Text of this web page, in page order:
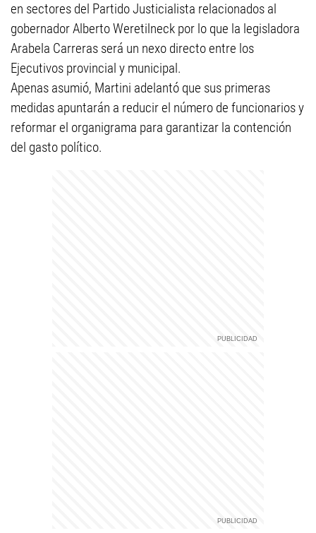
en sectores del Partido Justicialista relacionados al
gobernador Alberto Weretilneck por lo que la legisladora
Arabela Carreras será un nexo directo entre los
Ejecutivos provincial y municipal.
Apenas asumió, Martini adelantó que sus primeras
medidas apuntarán a reducir el número de funcionarios y
reformar el organigrama para garantizar la contención
del gasto político.